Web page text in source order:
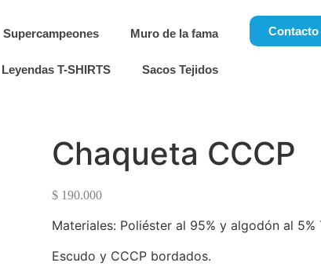
Supercampeones Muro de la fama
Leyendas T-SHIRTS Sacos Tejidos
Contacto
Chaqueta CCCP
$190.000
Materiales: Poliéster al 95% y algodón al 5%
Escudo y CCCP bordados.